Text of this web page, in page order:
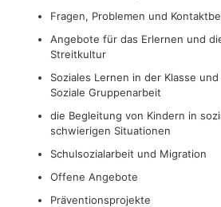
Fragen, Problemen und
Angebote für das Erlernen und
Streitkultur
Soziales Lernen in der Klasse
Soziale Gruppenarbeit
die Begleitung von Kindern in
schwierigen Situationen
Schulsozialarbeit und Migration
Offene Angebote
Präventionsprojekte